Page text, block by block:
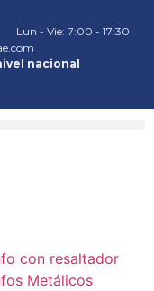
Lun - Vie: 7:00 - 17:30
nacional
con resaltador
Metálicos